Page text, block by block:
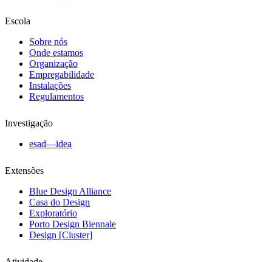
Escola
Sobre nós
Onde estamos
Organização
Empregabilidade
Instalações
Regulamentos
Investigação
esad—idea
Extensões
Blue Design Alliance
Casa do Design
Exploratório
Porto Design Biennale
Design [Cluster]